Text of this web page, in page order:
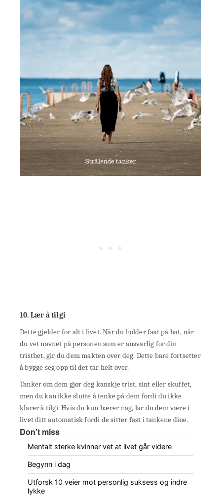
10. Lær å tilgi
Dette gjelder for alt i livet. Når du holder fast på hat, når
du vet navnet på personen som er ansvarlig for din
tristhet, gir du dem makten over deg. Dette bare fortsetter
å bygge seg opp til det tar helt over.
Tanker om dem gjør deg kanskje trist, sint eller skuffet,
men du kan ikke slutte å tenke på dem fordi du ikke
klarer å tilgi. Hvis du kun bærer nag, lar du dem være i
livet ditt automatisk fordi de sitter fast i tankene dine.
Don’t miss
Mentalt sterke kvinner vet at livet går videre
Begynn i dag
Utforsk 10 veier mot personlig suksess og indre
lykke